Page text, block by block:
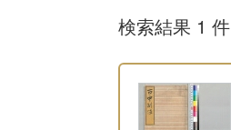
検索結果 1 件